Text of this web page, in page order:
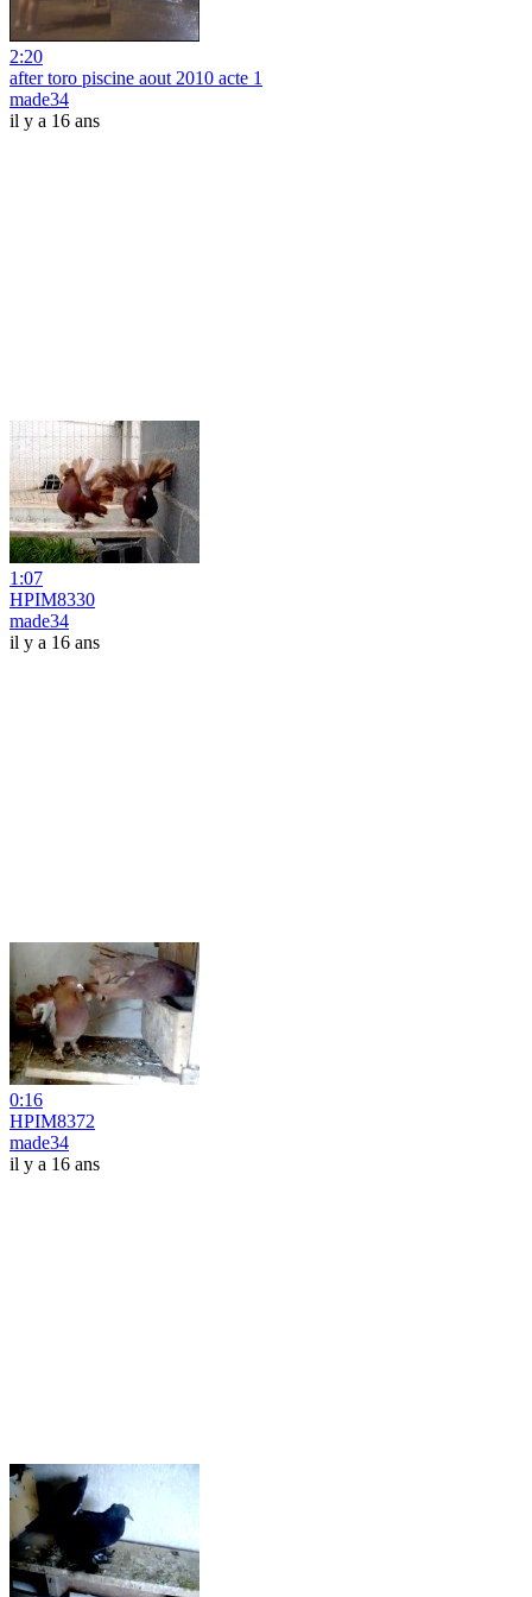
2:20
after toro piscine aout 2010 acte 1
made34
il y a 16 ans
1:07
HPIM8330
made34
il y a 16 ans
0:16
HPIM8372
made34
il y a 16 ans